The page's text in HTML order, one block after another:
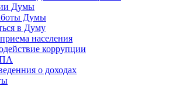
Думы
Думы
в Думу
населения
коррупции
о доходах